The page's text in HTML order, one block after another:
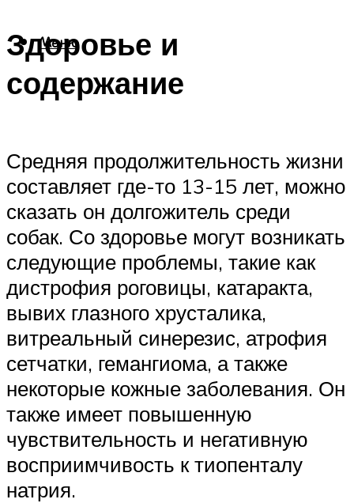
Меню
Здоровье и
содержание
Средняя продолжительность жизни
составляет где-то 13-15 лет, можно
сказать он долгожитель среди
собак. Со здоровье могут возникать
следующие проблемы, такие как
дистрофия роговицы, катаракта,
вывих глазного хрусталика,
витреальный синерезис, атрофия
сетчатки, гемангиома, а также
некоторые кожные заболевания. Он
также имеет повышенную
чувствительность и негативную
восприимчивость к тиопенталу
натрия.